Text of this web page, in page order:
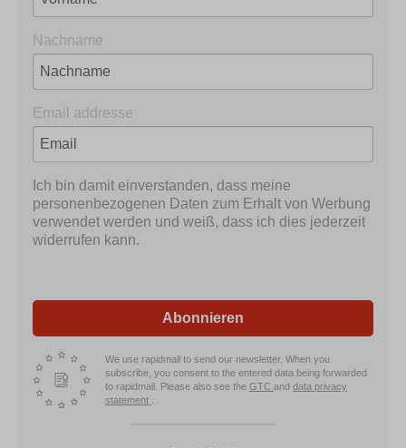
Nachname
Email addresse
Ich bin damit einverstanden, dass meine
personenbezogenen Daten zum Erhalt von Werbung
verwendet werden und weiß, dass ich dies jederzeit
widerrufen kann.
Abonnieren
We use rapidmail to send our newsletter. When you
subscribe, you consent to the entered data being forwarded
to rapidmail. Please also see the GTC and data privacy
statement